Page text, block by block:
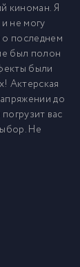
киноман. Я
не могу
о последнем
был полон
были
Актерская
до
вас
Не